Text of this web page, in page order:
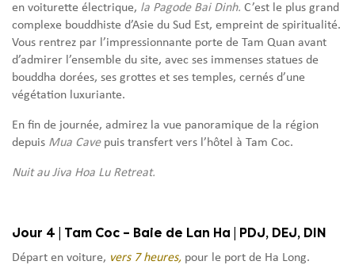
en voiturette électrique, la Pagode Bai Dinh. C’est le plus grand
complexe bouddhiste d’Asie du Sud Est, empreint de spiritualité.
Vous rentrez par l’impressionnante porte de Tam Quan avant
d’admirer l’ensemble du site, avec ses immenses statues de
bouddha dorées, ses grottes et ses temples, cernés d’une
végétation luxuriante.
En fin de journée, admirez la vue panoramique de la région
depuis Mua Cavepuis transfert vers l’hôtel à Tam Coc.
Nuit au Jiva Hoa Lu Retreat.
Jour 4 | Tam Coc – Baie de Lan Ha | PDJ, DEJ, DIN
Départ en voiture, vers 7 heures, pour le port de Ha Long.